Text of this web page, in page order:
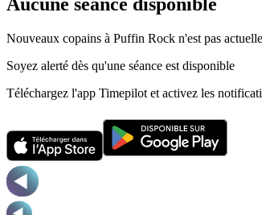
Nouveaux copains à Puffin Rock n'est pas
Soyez alerté dès qu'une séance est disponible
Téléchargez l'app Timepilot et activez les